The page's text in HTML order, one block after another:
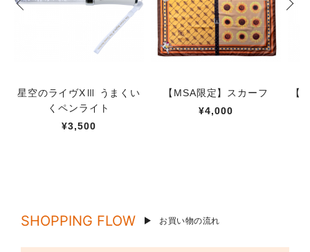
星空のライヴXⅢ うまくい
くペンライト
¥3,500
【MSA限定】スカーフ
¥4,000
【
SHOPPING FLOW お買い物の流れ